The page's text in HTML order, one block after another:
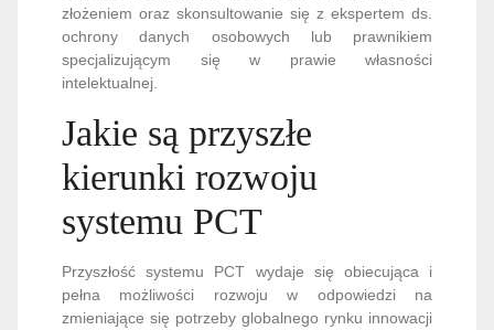
złożeniem oraz skonsultowanie się z ekspertem ds.
ochrony danych osobowych lub prawnikiem
specjalizującym się w prawie własności
intelektualnej.
Jakie są przyszłe
kierunki rozwoju
systemu PCT
Przyszłość systemu PCT wydaje się obiecująca i
pełna możliwości rozwoju w odpowiedzi na
zmieniające się potrzeby globalnego rynku innowacji